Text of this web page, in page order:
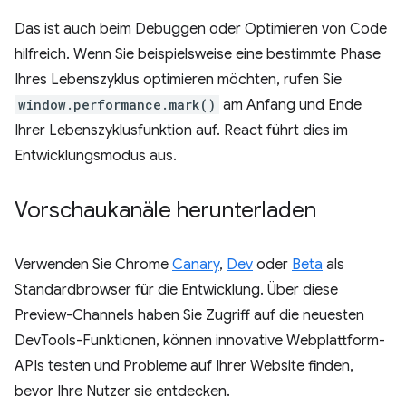
Das ist auch beim Debuggen oder Optimieren von Code
hilfreich. Wenn Sie beispielsweise eine bestimmte Phase
Ihres Lebenszyklus optimieren möchten, rufen Sie
window.performance.mark() am Anfang und Ende
Ihrer Lebenszyklusfunktion auf. React führt dies im
Entwicklungsmodus aus.
Vorschaukanäle herunterladen
Verwenden Sie Chrome Canary, Dev oder Beta als
Standardbrowser für die Entwicklung. Über diese
Preview-Channels haben Sie Zugriff auf die neuesten
DevTools-Funktionen, können innovative Webplattform-
APIs testen und Probleme auf Ihrer Website finden,
bevor Ihre Nutzer sie entdecken.